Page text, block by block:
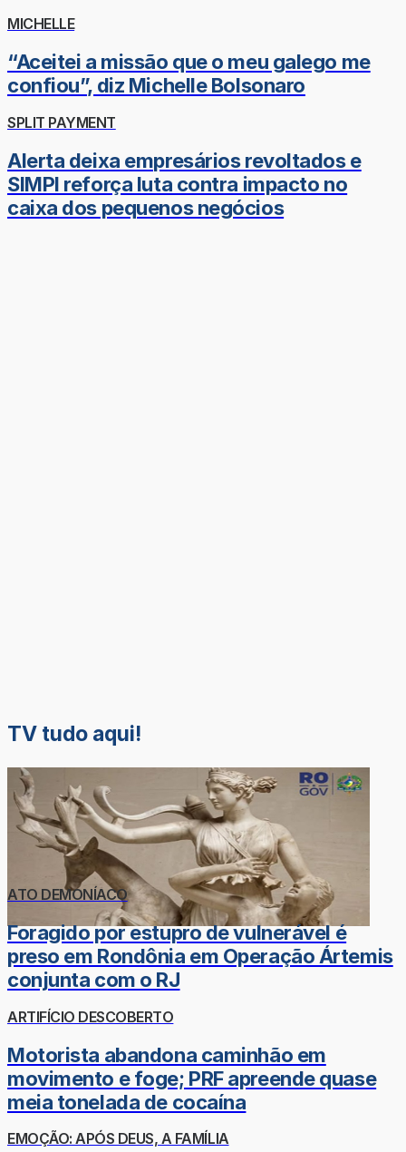
MICHELLE
“Aceitei a missão que o meu galego me
confiou”, diz Michelle Bolsonaro
SPLIT PAYMENT
Alerta deixa empresários revoltados e
SIMPI reforça luta contra impacto no
caixa dos pequenos negócios
TV tudo aqui!
ATO DEMONÍACO
Foragido por estupro de vulnerável é
preso em Rondônia em Operação Ártemis
conjunta com o RJ
ARTIFÍCIO DESCOBERTO
Motorista abandona caminhão em
movimento e foge; PRF apreende quase
meia tonelada de cocaína
EMOÇÃO: APÓS DEUS, A FAMÍLIA